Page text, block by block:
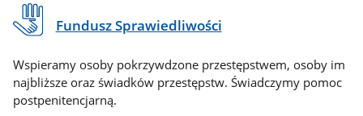
Fundusz Sprawiedliwości
Wspieramy osoby pokrzywdzone przestępstwem, osoby im
najbliższe oraz świadków przestępstw. Świadczymy pomoc
postpenitencjarną.